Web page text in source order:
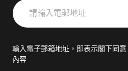
請
輸
郵
輸入電子郵箱地址，即表示閣下同意
內容